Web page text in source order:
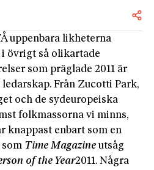
uppenbara likheterna
i övrigt så olikartade
som präglade 2011 är
ledarskap. Från Zucotti Park,
och de sydeuropeiska
folkmassorna vi minns,
knappast enbart som en
Time Magazine utsåg
of the Year2011. Några